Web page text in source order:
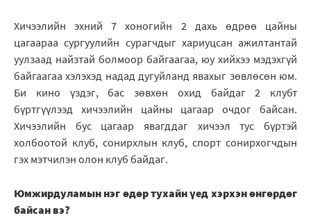
Хичээлийн эхний 7 хоногийн 2 дахь өдрөө цайны
цагаараа сургуулийн сурагчдыг хариуцсан ажилтантай
уулзаад найзтай болмоор байгаагаа, юу хийхээ мэдэхгүй
байгаагаа хэлэхэд надад дугуйланд явахыг зөвлөсөн юм.
Би кино үздэг, бас зөвхөн охид байдаг 2 клубт
бүртгүүлээд хичээлийн цайны цагаар очдог байсан.
Хичээлийн бус цагаар явагддаг хичээл тус бүртэй
холбоотой клуб, сонирхлын клуб, спорт сонирхогчдын
гэх мэтчилэн олон клуб байдаг.
Юмжирдуламын нэг өдөр тухайн үед хэрхэн өнгөрдөг
байсан вэ?